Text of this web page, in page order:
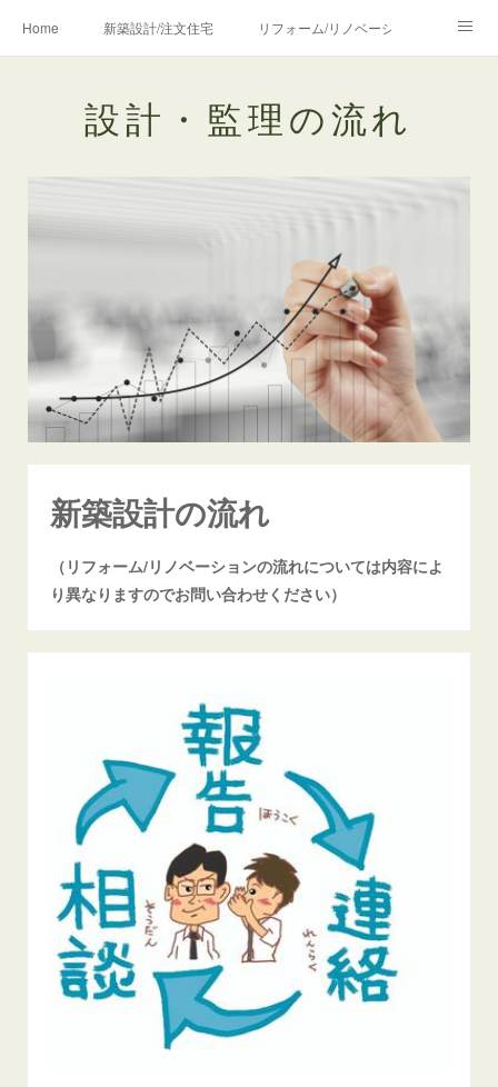
Home 新築設計/注文住宅 リフォーム/リノベーション
Profile/作品について お問合せ/アクセス
設計・監理の流れ
新築設計の流れ
（リフォーム/リノベーションの流れについては内容によ
り異なりますのでお問い合わせください）